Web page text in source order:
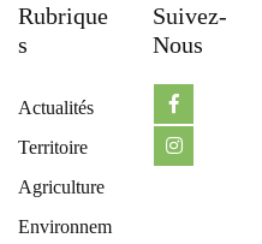
Rubrique
S
Actualités
Territoire
Agriculture
Environnem
Suivez-
Nous